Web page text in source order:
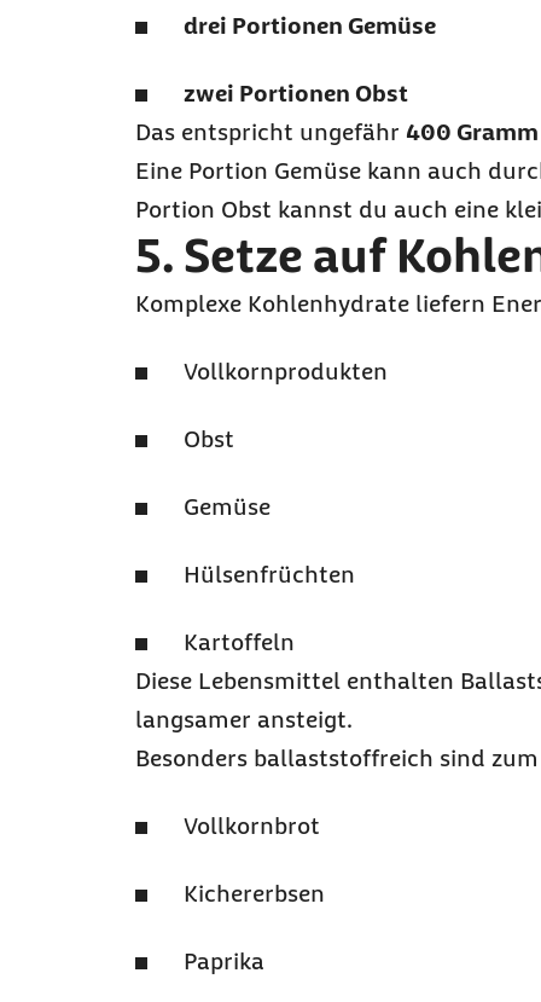
drei Portionen Gemüse
zwei Portionen Obst
Das entspricht ungefähr 400
Eine Portion Gemüse kann auch
Portion Obst kannst du auch eine
5. Setze auf
Komplexe Kohlenhydrate liefern
Vollkornprodukten
Obst
Gemüse
Hülsenfrüchten
Kartoffeln
Diese Lebensmittel enthalten
langsamer ansteigt.
Besonders ballaststoffreich sind zum
Vollkornbrot
Kichererbsen
Paprika